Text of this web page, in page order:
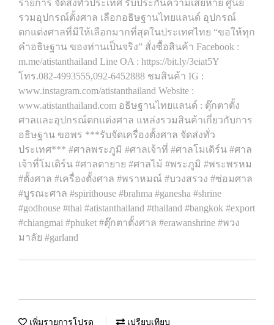
รายการ จัดส่งทั่วประเทศ รับประกันความเสียหาย ศูนย์
รวมอุปกรณ์ตั้งศาล เลือกอธิษฐานไทยแลนด์ อุปกรณ์
ตกแต่งศาลที่มีให้เลือกมากที่สุดในประเทศไทย “ขอให้ทุก
คำอธิษฐาน ของท่านเป็นจริง” สั่งซื้อสินค้า Facebook :
m.me/atistanthailand Line OA : https://bit.ly/3eiat5Y
โทร.082-4993555,092-6452888 ชมสินค้า IG :
www.instagram.com/atistanthailand Website :
www.atistanthailand.com อธิษฐานไทยแลนด์ : ตุ๊กตาตั้ง
ศาลและอุปกรณ์ตกแต่งศาล แหล่งรวมสินค้าเกี่ยวกับการ
อธิษฐาน ขอพร ***รับจัดเครื่องตั้งศาล จัดส่งทั่ว
ประเทศ*** #ศาลพระภูมิ #ศาลเจ้าที่ #ศาลโมเดิร์น #ศาล
เจ้าที่โมเดิร์น #ศาลตายาย #ศาลไม้ #พระภูมิ #พระพรหม
#ตั้งศาล #เครื่องตั้งศาล #พราหมณ์ #บวงสรวง #ซ่อมศาล
#บูรณะศาล #spirithouse #brahma #ganesha #shrine
#godhouse #thai #atistanthailand #thailand #bangkok #export
#chiangmai #phuket #ตุ๊กตาตั้งศาล #erawanshrine #พวง
มาลัย #garland
เพิ่มรายการโปรด เปรียบเทียบ